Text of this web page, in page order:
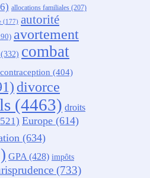
allocations familiales (207)
(177) autorité
avortement
(332) combat
contraception (404)
divorce
(4463) droits
Europe (614)
(634)
GPA (428) impôts
(733)